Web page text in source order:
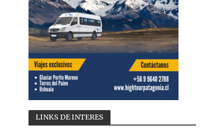
LINKS DE INTERES